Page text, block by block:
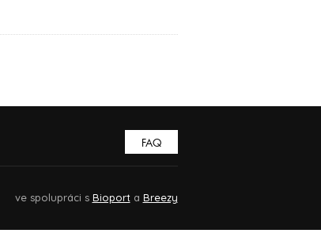
FAQ
ve spolupráci s Bioporta Breezy